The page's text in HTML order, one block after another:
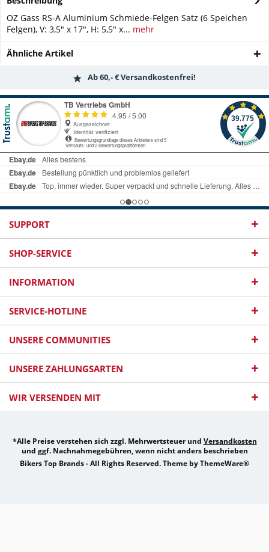
OZ Gass RS-A Aluminium Schmiede-Felgen Satz (6 Speichen
Felgen), V: 3,5" x 17", H: 5,5" x... mehr
Ähnliche Artikel
Ab 60,- € Versandkostenfrei!
SUPPORT
SHOP-SERVICE
INFORMATION
SERVICE-HOTLINE
UNSERE COMMUNITIES
UNSERE ZAHLUNGSARTEN
WIR VERSENDEN MIT
*Alle Preise verstehen sich zzgl. Mehrwertsteuer und Versandkosten
und ggf. Nachnahmegebühren, wenn nicht anders beschrieben
Bikers Top Brands - All Rights Reserved. Theme byThemeWare®